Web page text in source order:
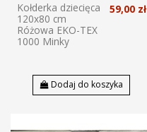
Kołderka dziecięca
120x80 cm
Różowa EKO-TEX
1000 Minky
59,00 zł
Dodaj do koszyka